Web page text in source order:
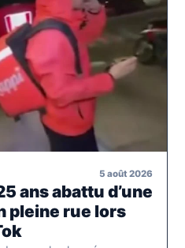
5 août 2026
ans abattu d’une
pleine rue lors